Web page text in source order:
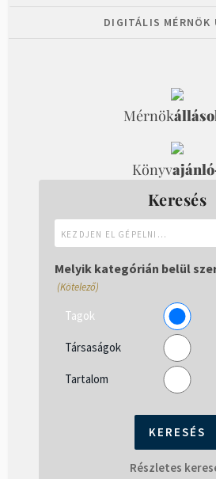
DIGITÁLIS MÉRNÖK
Mérnök
Könyvajánló
Keresés
el
Melyik kategórián belül
(Kötelező)
Tagok
Társaságok
Tartalom
Részletes